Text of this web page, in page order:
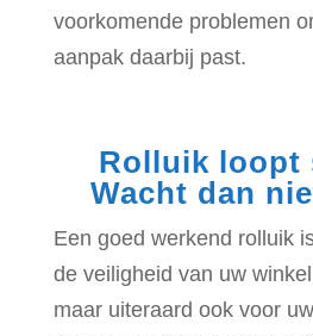
voorkomende problemen
aanpak daarbij past.
Rolluik loopt
Wacht dan
Een goed werkend rolluik
de veiligheid van uw
maar uiteraard ook voor